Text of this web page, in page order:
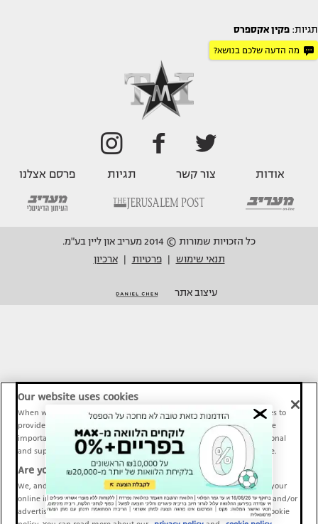
תגיות: פקין אקספרס
מה הדעה שלכם בנושא?
אודות צור קשר תגיות פרסם אצלנו
כל הזכויות שמורות © 2014 מעריב און ליין בע"מ.
תנאי שימוש
פרטיות ארכיון
עיצוב אתר
Our website uses cookies
When we provide Maariv, TMI and Sport1 content online, we use cookies to
provide social media features and to analyze our traffic. These tools are
important and necessary for our website functionality. Others are optional
and support Maariv, TMI and Sport1 activity and your online experience.
Are you happy to accept cookies?
We, and our partners, use information about your use of our site and your
online interactions to improve our services and to personalize content and/or
advertising for you. You can read more about our privacy policy and cookie